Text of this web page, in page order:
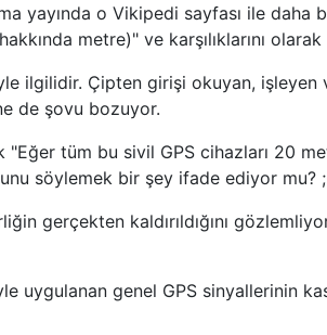
yayında o Vikipedi sayfası ile daha
metre)" ve karşılıklarını olarak
ilgilidir. Çipten girişi okuyan, işleyen
de şovu bozuyor.
tüm bu sivil GPS cihazları 20
söylemek bir şey ifade ediyor mu?
gerçekten kaldırıldığını
uygulanan genel GPS sinyallerinin